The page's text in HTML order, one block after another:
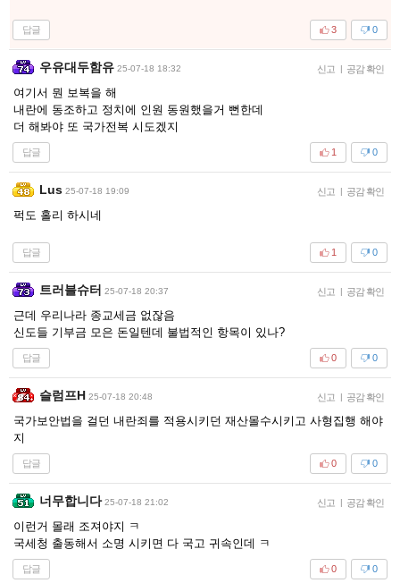
답글 0
3
우유대두함유 25-07-18 18:32 신고 | 공감 확인
여기서 뭔 보복을 해
내란에 동조하고 정치에 인원 동원했을거 뻔한데
더 해봐야 또 국가전복 시도겠지
답글 0
1
Lus 25-07-18 19:09 신고 | 공감 확인
퍽도 홀리 하시네
답글 0
1
트러블슈터 25-07-18 20:37 신고 | 공감 확인
근데 우리나라 종교세금 없잖음
신도들 기부금 모은 돈일텐데 불법적인 항목이 있나?
답글 0
0
슬럼프H 25-07-18 20:48 신고 | 공감 확인
국가보안법을 걸던 내란죄를 적용시키던 재산몰수시키고 사형집행 해야
지
답글 0
0
너무합니다 25-07-18 21:02 신고 | 공감 확인
이런거 몰래 조져야지 ㅋ
국세청 출동해서 소명 시키면 다 국고 귀속인데 ㅋ
답글 0
0